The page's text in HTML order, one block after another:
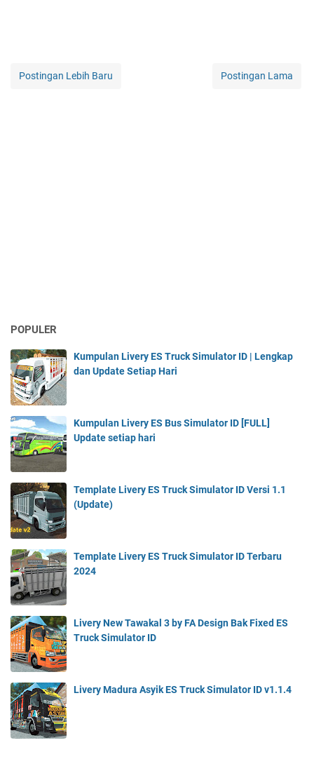
Postingan Lebih Baru Postingan Lama
POPULER
Kumpulan Livery ES Truck Simulator ID | Lengkap
dan Update Setiap Hari
Kumpulan Livery ES Bus Simulator ID [FULL]
Update setiap hari
Template Livery ES Truck Simulator ID Versi 1.1
(Update)
Template Livery ES Truck Simulator ID Terbaru
2024
Livery New Tawakal 3 by FA Design Bak Fixed ES
Truck Simulator ID
Livery Madura Asyik ES Truck Simulator ID v1.1.4